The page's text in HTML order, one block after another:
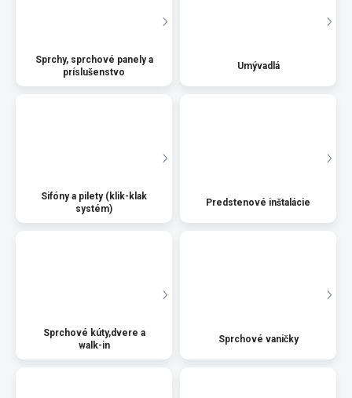
Sprchy, sprchové panely a
príslušenstvo
Umývadlá
Sifóny a pilety (klik-klak
systém)
Predstenové inštalácie
Sprchové kúty,dvere a
walk-in
Sprchové vaničky